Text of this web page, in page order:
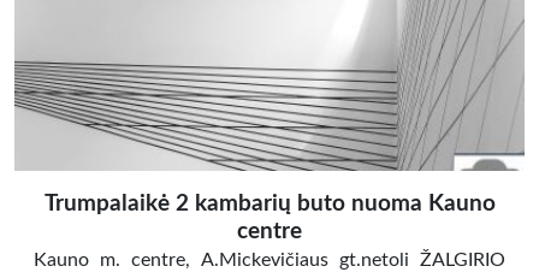
Trumpalaikė 2 kambarių buto nuoma Kauno
centre
Kauno m. centre, A.Mickevičiaus gt.netoli ŽALGIRIO